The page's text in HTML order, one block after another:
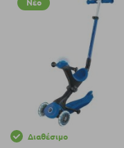
Νέο
Διαθέσιμο